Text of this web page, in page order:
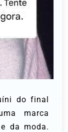
do final
marca
da moda.